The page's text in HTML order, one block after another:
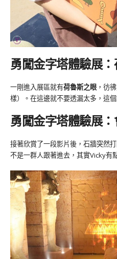
勇闖金字塔體驗展
一剛進入展區就有荷魯斯之眼 ，彷
樣）。在這邊就不要透漏太多，這
勇闖金字塔體驗展
接著欣賞了一段影片後，石牆突然
不是一群人跟著進去，其實Vicky有